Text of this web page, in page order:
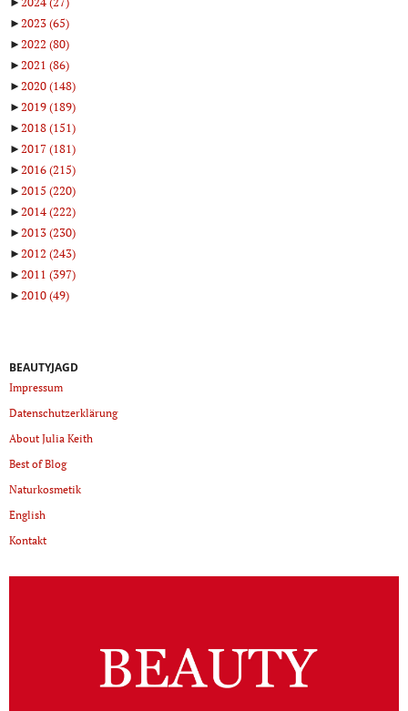
►2023(65)
►2022 (80)
►2021 (86)
►2020(148)
►2019(189)
►2018(151)
►2017(181)
►2016(215)
►2015 (220)
►2014(222)
►2013(230)
►2012 (243)
►2011 (397)
►2010(49)
BEAUTYJAGD
Impressum
Datenschutzerklärung
About Julia Keith
Best of Blog
Naturkosmetik
English
Kontakt